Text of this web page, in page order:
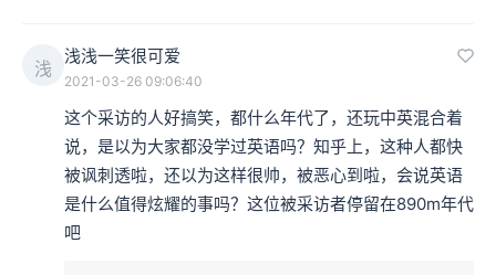
浅
浅浅一笑很可爱
2021-03-26 09:06:40
这个采访的人好搞笑，都什么年代了，还玩中英混合着
说，是以为大家都没学过英语吗？知乎上，这种人都快
被讽刺透啦，还以为这样很帅，被恶心到啦，会说英语
是什么值得炫耀的事吗？这位被采访者停留在890m年代
吧